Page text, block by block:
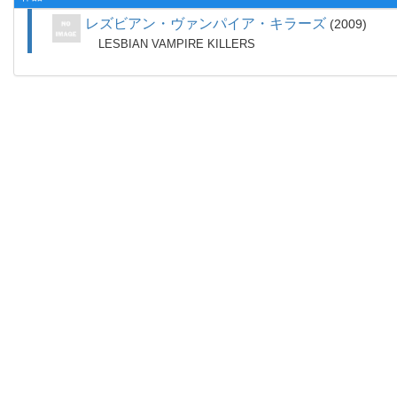
レズビアン・ヴァンパイア・キラーズ 2009
LESBIAN VAMPIRE KILLERS